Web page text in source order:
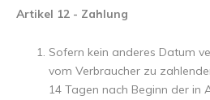
Artikel 12 - Zahlung
Sofern kein anderes Datum
vom Verbraucher zu
14 Tagen nach Beginn der in